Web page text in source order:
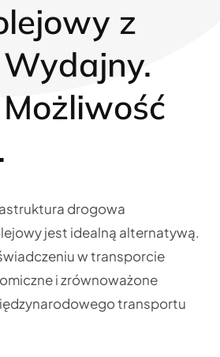
z
drogowa
jest idealną alternatywą.
w transporcie
i zrównoważone
transportu